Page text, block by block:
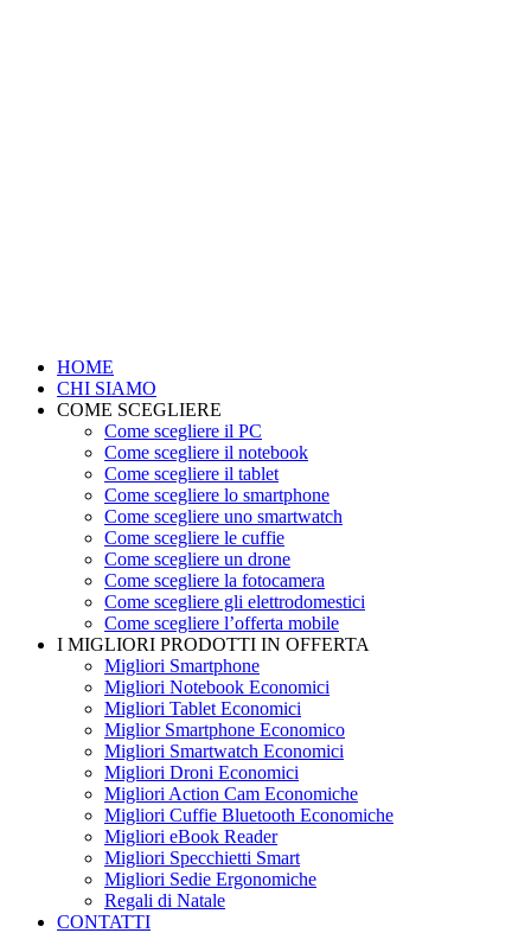
HOME
CHI SIAMO
COME SCEGLIERE
Come scegliere il PC
Come scegliere il notebook
Come scegliere il tablet
Come scegliere lo smartphone
Come scegliere uno smartwatch
Come scegliere le cuffie
Come scegliere un drone
Come scegliere la fotocamera
Come scegliere gli elettrodomestici
Come scegliere l’offerta mobile
I MIGLIORI PRODOTTI IN OFFERTA
Migliori Smartphone
Migliori Notebook Economici
Migliori Tablet Economici
Miglior Smartphone Economico
Migliori Smartwatch Economici
Migliori Droni Economici
Migliori Action Cam Economiche
Migliori Cuffie Bluetooth Economiche
Migliori eBook Reader
Migliori Specchietti Smart
Migliori Sedie Ergonomiche
Regali di Natale
CONTATTI